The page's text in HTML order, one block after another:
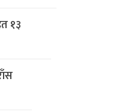
१३